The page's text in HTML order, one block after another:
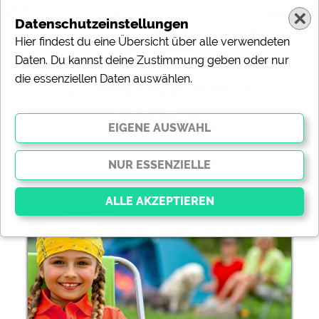
7 Campingplätze in
Saarland
Reisemobilhafen Bexbach
Datenschutzeinstellungen
Hier findest du eine Übersicht über alle verwendeten
Daten. Du kannst deine Zustimmung geben oder nur
die essenziellen Daten auswählen.
Essenziell
Essenzielle Cookies ermöglichen grundlegende
Funktionen und sind für die einwandfreie Funktion der
Website dringend erforderlich. Ohne diese Cookies
werden Teile der Websitenicht funktionieren.